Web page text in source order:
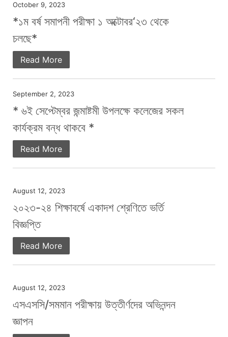
October 9, 2023
*১ম বর্ষ সমাপনী পরীক্ষা ১ অক্টোবর‘২৩ থেকে
চলছে*
Read More
September 2, 2023
* ৬ই সেপ্টেম্বর জন্মাষ্টমী উপলক্ষে কলেজের সকল
কার্যক্রম বন্ধ থাকবে *
Read More
August 12, 2023
২০২৩-২৪ শিক্ষাবর্ষে একাদশ শ্রেণিতে ভর্তি
বিজ্ঞপ্তি
Read More
August 12, 2023
এসএসসি/সমমান পরীক্ষায় উত্তীর্ণদের অভিনন্দন
জ্ঞাপন